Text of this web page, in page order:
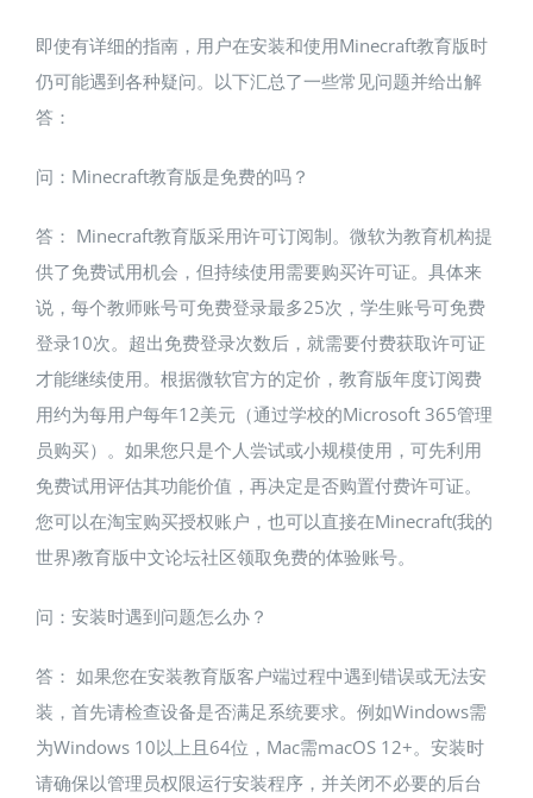
即使有详细的指南，用户在安装和使用Minecraft教育版时
仍可能遇到各种疑问。以下汇总了一些常见问题并给出解
答：
问：Minecraft教育版是免费的吗？
答： Minecraft教育版采用许可订阅制。微软为教育机构提
供了免费试用机会，但持续使用需要购买许可证​。具体来
说，每个教师账号可免费登录最多25次，学生账号可免费
登录10次​。超出免费登录次数后，就需要付费获取许可证
才能继续使用。根据微软官方的定价，教育版年度订阅费
用约为每用户每年12美元（通过学校的Microsoft 365管理
员购买）​。如果您只是个人尝试或小规模使用，可先利用
免费试用评估其功能价值，再决定是否购置付费许可证。
您可以在淘宝购买授权账户，也可以直接在Minecraft(我的
世界)教育版中文论坛社区领取免费的体验账号。
问：安装时遇到问题怎么办？
答： 如果您在安装教育版客户端过程中遇到错误或无法安
装，首先请检查设备是否满足系统要求。例如Windows需
为Windows 10以上且64位，Mac需macOS 12+​。安装时
请确保以管理员权限运行安装程序，并关闭不必要的后台